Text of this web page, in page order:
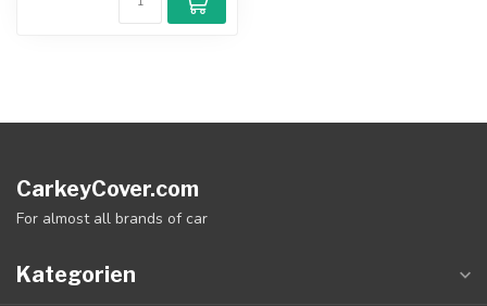
CarkeyCover.com
For almost all brands of car
Kategorien